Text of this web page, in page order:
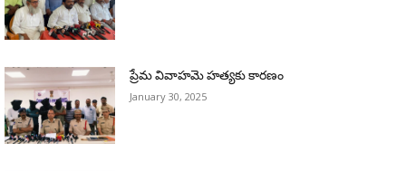
ప్రేమ వివాహమె హత్యకు కారణం
January 30, 2025